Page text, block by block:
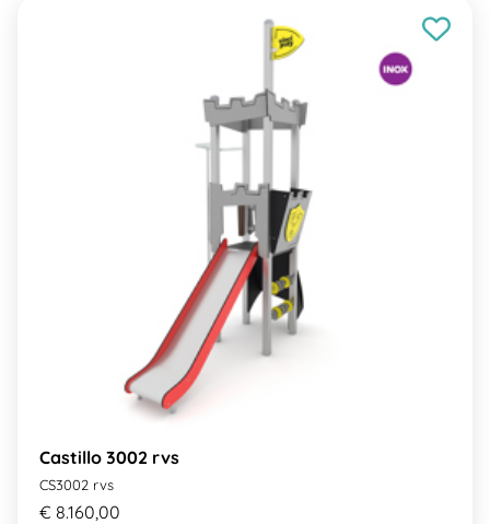
Castillo 3002 rvs
CS3002 rvs
€ 8.160,00